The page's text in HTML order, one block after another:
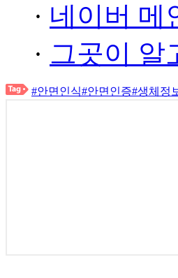
· 네이버
· 그곳이
#안면인식#안면인증#생체정